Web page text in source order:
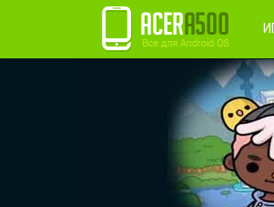
Регистрация